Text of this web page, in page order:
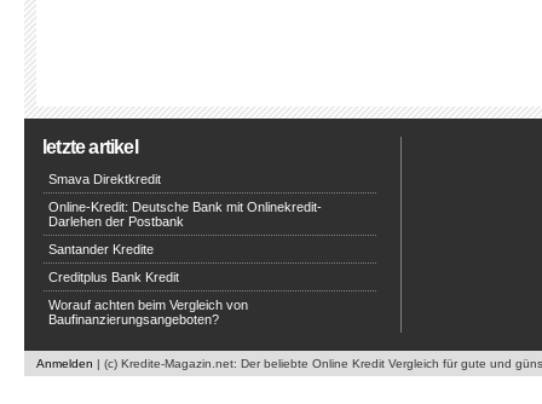
letzte artikel
Smava Direktkredit
Online-Kredit: Deutsche Bank mit Onlinekredit-
Darlehen der Postbank
Santander Kredite
Creditplus Bank Kredit
Worauf achten beim Vergleich von
Baufinanzierungsangeboten?
Anmelden | (c) Kredite-Magazin.net: Der beliebte Online Kredit Vergleich für gute und